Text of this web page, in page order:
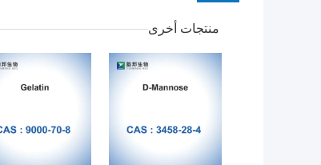
منتجات أخرى